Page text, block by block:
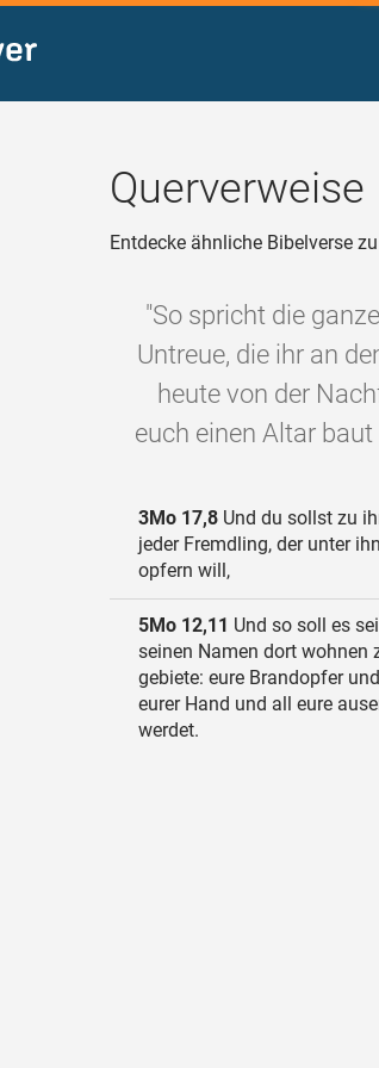
Querverweise
Entdecke ähnliche Bibelverse zu
"So spricht die
Untreue, die ihr an
heute von der
euch einen Altar
3Mo 17,8 Und du sollst zu
jeder Fremdling, der unter
opfern will,
5Mo 12,11 Und so soll es
seinen Namen dort wohnen
gebiete: eure Brandopfer
eurer Hand und all eure
werdet.